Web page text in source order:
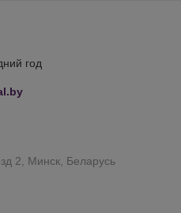
год
2, Минск, Беларусь